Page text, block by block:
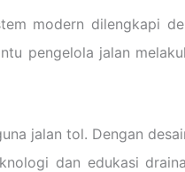
modern dilengkapi
pengelola jalan
jalan tol. Dengan
dan edukasi